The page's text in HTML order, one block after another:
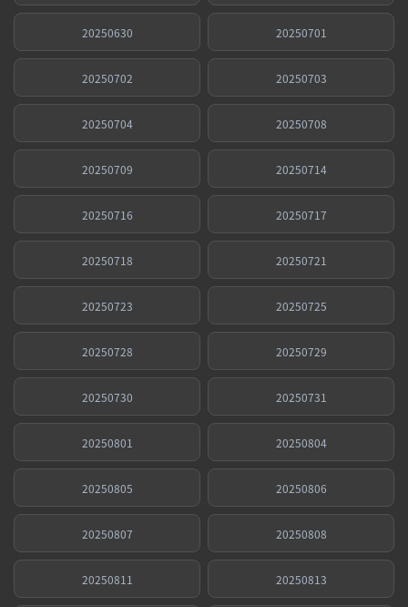
20250630 20250701
20250702 20250703
20250704 20250708
20250709 20250714
20250716 20250717
20250718 20250721
20250723 20250725
20250728 20250729
20250730 20250731
20250801 20250804
20250805 20250806
20250807 20250808
20250811 20250813